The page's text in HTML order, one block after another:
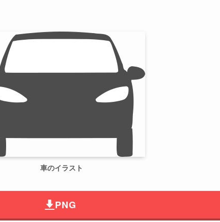
車のイラスト
PNG